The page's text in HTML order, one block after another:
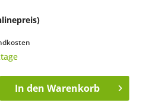
In den Warenkorb